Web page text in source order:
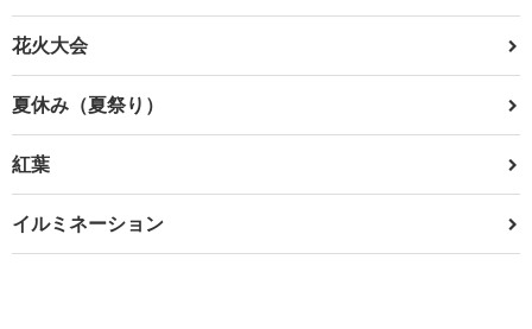
花火大会
夏休み（夏祭り）
紅葉
イルミネーション